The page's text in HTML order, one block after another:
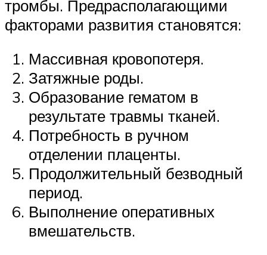
тромбы. Предрасполагающими
факторами развития становятся:
Массивная кровопотеря.
Затяжные роды.
Образование гематом в
результате травмы тканей.
Потребность в ручном
отделении плаценты.
Продолжительный безводный
период.
Выполнение оперативных
вмешательств.